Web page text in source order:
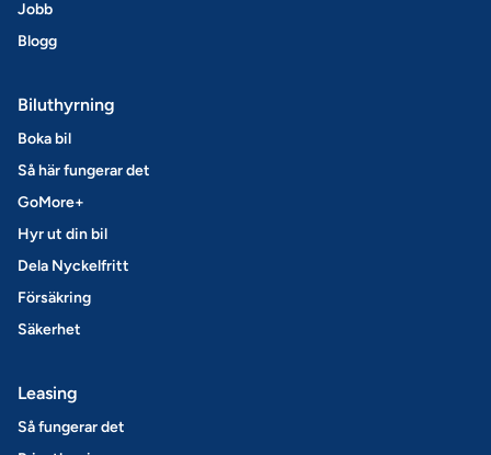
Jobb
Blogg
Biluthyrning
Boka bil
Så här fungerar det
GoMore+
Hyr ut din bil
Dela Nyckelfritt
Försäkring
Säkerhet
Leasing
Så fungerar det